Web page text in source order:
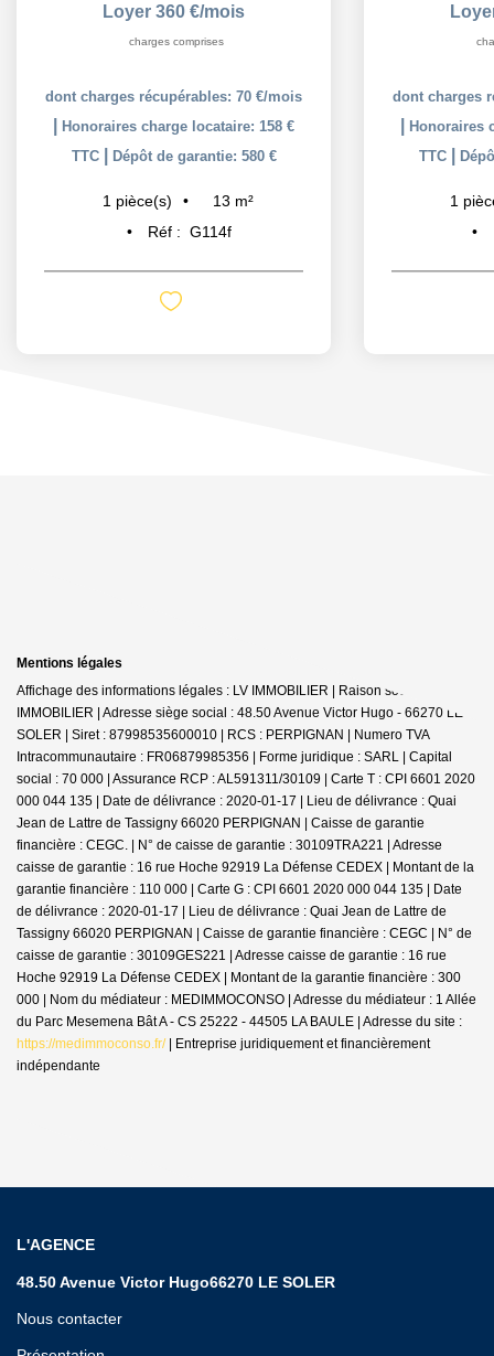
Loyer 360 €/mois
charges comprises
dont charges récupérables: 70 €/mois
Honoraires charge locataire: 158 €
TTC
Dépôt de garantie: 580 €
1 pièce(s) 13 m²
Réf : G114f
dont charges
Honoraires
TTC
1
Mentions légales
Affichage des informations légales : LV IMMOBILIER | Raison sociale : LV
IMMOBILIER | Adresse siège social : 48.50 Avenue Victor Hugo - 66270 LE
SOLER | Siret : 87998535600010 | RCS : PERPIGNAN | Numero TVA
Intracommunautaire : FR06879985356 | Forme juridique : SARL | Capital
social : 70 000 | Assurance RCP : AL591311/30109 | Carte T : CPI 6601 2020
000 044 135 | Date de délivrance : 2020-01-17 | Lieu de délivrance : Quai
Jean de Lattre de Tassigny 66020 PERPIGNAN | Caisse de garantie
financière : CEGC. | N° de caisse de garantie : 30109TRA221 | Adresse
caisse de garantie : 16 rue Hoche 92919 La Défense CEDEX | Montant de la
garantie financière : 110 000 | Carte G : CPI 6601 2020 000 044 135 | Date
de délivrance : 2020-01-17 | Lieu de délivrance : Quai Jean de Lattre de
Tassigny 66020 PERPIGNAN | Caisse de garantie financière : CEGC | N° de
caisse de garantie : 30109GES221 | Adresse caisse de garantie : 16 rue
Hoche 92919 La Défense CEDEX | Montant de la garantie financière : 300
000 | Nom du médiateur : MEDIMMOCONSO | Adresse du médiateur : 1 Allée
du Parc Mesemena Bât A - CS 25222 - 44505 LA BAULE | Adresse du site :
https://medimmoconso.fr/| Entreprise juridiquement et financièrement
indépendante
L'AGENCE
48.50 Avenue Victor Hugo66270 LE SOLER
Nous contacter